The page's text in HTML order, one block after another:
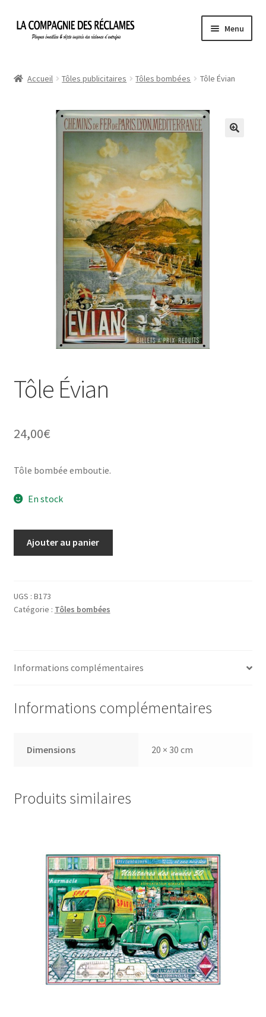
Aller
Aller
Menu
Informations légales
Politique de confidentialité
Une histoire de plaques émaillées
Accueil Tôles publicitaires Tôles bombées Tôle Évian
Tôle Évian
24,00€
Tôle bombée emboutie.
En stock
Ajouter au panier
UGS : B173
Catégorie : Tôles bombées
Informations complémentaires
Informations complémentaires
Dimensions 20 × 30 cm
Produits similaires